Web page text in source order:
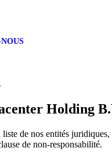
Holding
liste de nos entités
de non-responsabilité.